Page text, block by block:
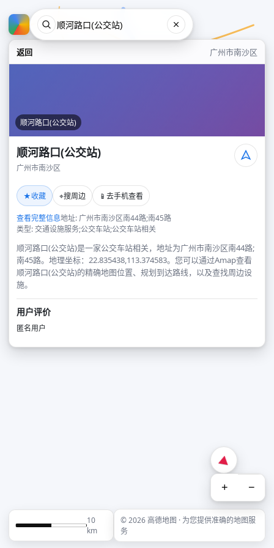
返回 广州市南沙区
顺河路口(公交站)
顺河路口(公交站)
广州市南沙区
★收藏 ⌖搜周边 📱 去手机查看
查看完整信息地址: 广州市南沙区南44路;南45路
类型: 交通设施服务;公交车站;公交车站相关
顺河路口(公交站)是一家公交车站相关，地址为广州市南沙区南44路;
南45路。地理坐标：22.835438,113.374583。您可以通过Amap查看
顺河路口(公交站)的精确地图位置、规划到达路线，以及查找周边设
施。
用户评价
匿名用户
+ −
10
km
© 2026 高德地图 · 为您提供准确的地图服
务